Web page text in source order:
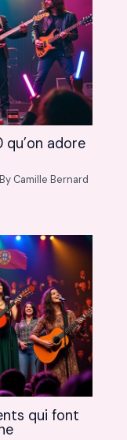
adore
Camille Bernard
qui font